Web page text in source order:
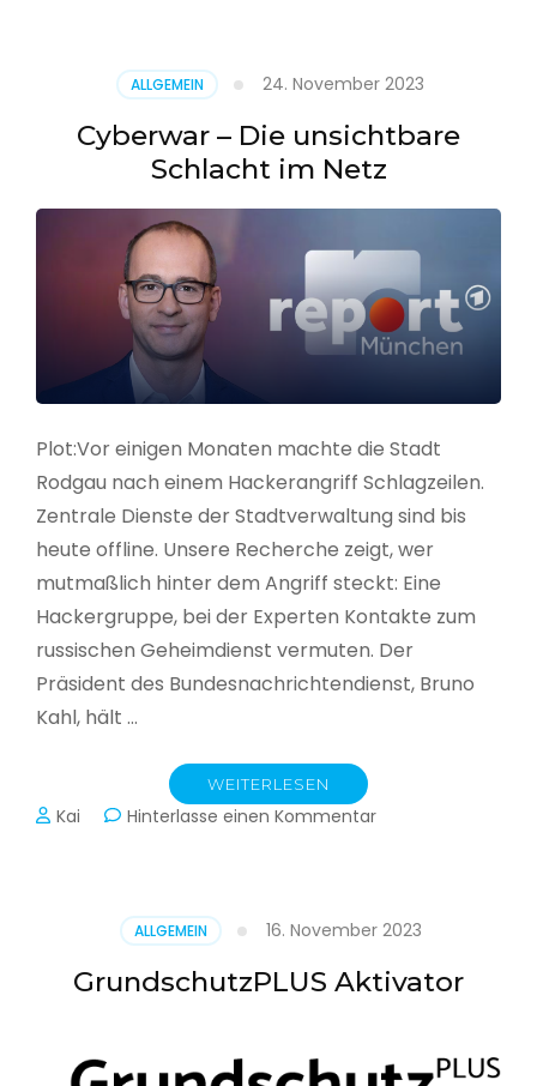
ALLGEMEIN 24. November 2023
Cyberwar – Die unsichtbare
Schlacht im Netz
Plot:Vor einigen Monaten machte die Stadt
Rodgau nach einem Hackerangriff Schlagzeilen.
Zentrale Dienste der Stadtverwaltung sind bis
heute offline. Unsere Recherche zeigt, wer
mutmaßlich hinter dem Angriff steckt: Eine
Hackergruppe, bei der Experten Kontakte zum
russischen Geheimdienst vermuten. Der
Präsident des Bundesnachrichtendienst, Bruno
Kahl, hält …
WEITERLESEN
Kai Hinterlasse einen Kommentarzu
Schlacht
im
Netz
ALLGEMEIN 16. November 2023
GrundschutzPLUS Aktivator